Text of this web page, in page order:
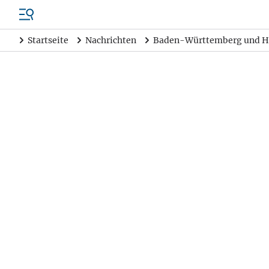
Startseite Nachrichten Baden-Württemberg und